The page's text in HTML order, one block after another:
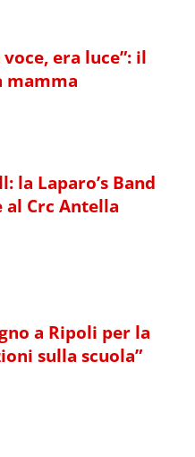
era luce”: il
mamma
la Laparo’s Band
al Crc Antella
a Ripoli per la
sulla scuola”